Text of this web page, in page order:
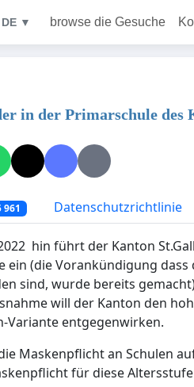
DE ▼ browse die Gesuche
in der Primarschule des
961 Datenschutzrichtlinie
hin führt der Kanton
ein (die Vorankündigung
sind, wurde bereits
will der Kanton den
Variante entgegenwirken.
Maskenpflicht an Schulen
für diese